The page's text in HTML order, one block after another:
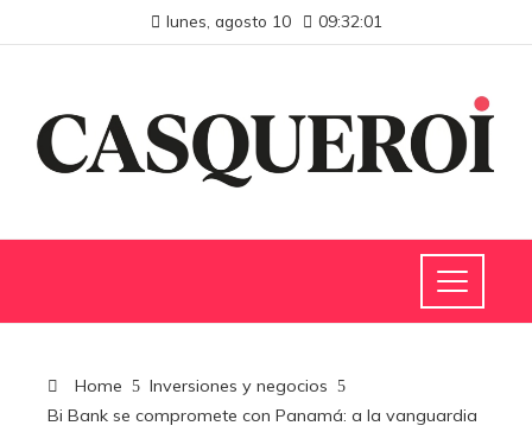
lunes, agosto 10 09:32:02
Home
Inversiones y negocios
Bi Bank se compromete con Panamá: a la vanguardia